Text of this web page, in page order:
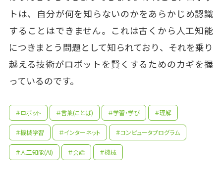
トは、自分が何を知らないのかをあらかじめ認識
することはできません。これは古くから人工知能
につきまとう問題として知られており、それを乗り
越える技術がロボットを賢くするためのカギを握
っているのです。
＃ロボット ＃言葉(ことば) ＃学習・学び ＃理解
＃機械学習 ＃インターネット ＃コンピュータプログラム
＃人工知能(AI) ＃会話 ＃機械